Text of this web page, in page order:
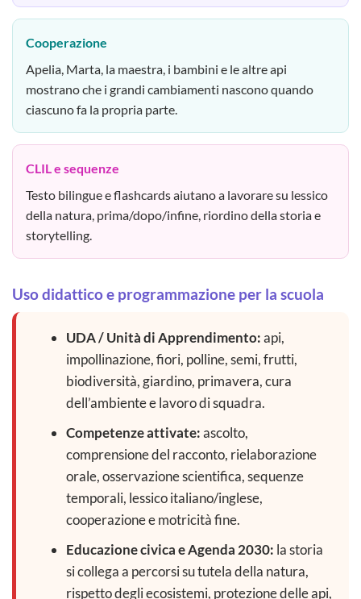
Cooperazione
Apelia, Marta, la maestra, i bambini e le altre api
mostrano che i grandi cambiamenti nascono quando
ciascuno fa la propria parte.
CLIL e sequenze
Testo bilingue e flashcards aiutano a lavorare su lessico
della natura, prima/dopo/infine, riordino della storia e
storytelling.
Uso didattico e programmazione per la scuola
UDA / Unità di Apprendimento:api,
impollinazione, fiori, polline, semi, frutti,
biodiversità, giardino, primavera, cura
dell’ambiente e lavoro di squadra.
Competenze attivate:ascolto,
comprensione del racconto, rielaborazione
orale, osservazione scientifica, sequenze
temporali, lessico italiano/inglese,
cooperazione e motricità fine.
Educazione civica e Agenda 2030: la storia
si collega a percorsi su tutela della natura,
rispetto degli ecosistemi, protezione delle api,